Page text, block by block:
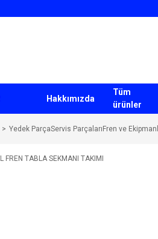
Hakkımızda
Tüm
ürünler
Yedek ParçaServis ParçalarıFren ve